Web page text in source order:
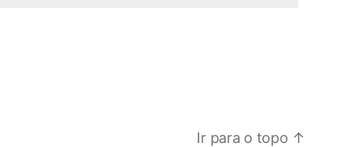
Ir para o topo ↑